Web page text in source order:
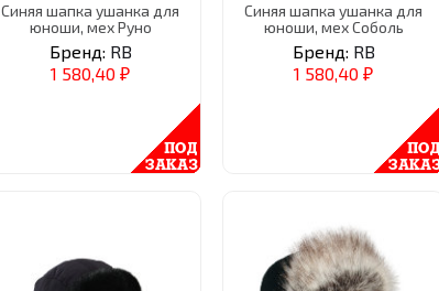
Синяя шапка ушанка для
юноши, мех Руно
Бренд: RB
1 580,40 ₽
Синяя шапка ушанка для
юноши, мех Соболь
Бренд: RB
1 580,40 ₽